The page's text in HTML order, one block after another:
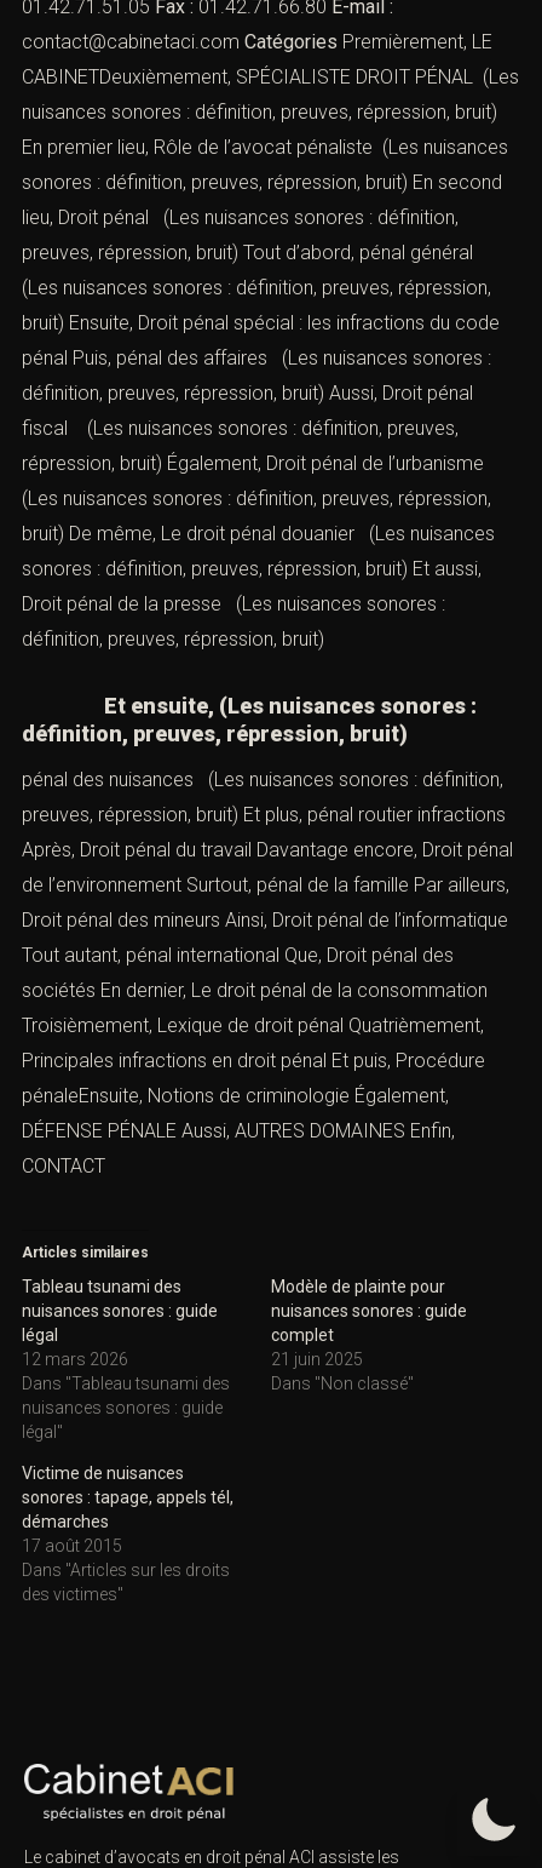
01.42.71.51.05 Fax : 01.42.71.66.80 E-mail :
contact@cabinetaci.com Catégories Premièrement, LE
CABINETDeuxièmement, SPÉCIALISTE DROIT PÉNAL (Les
nuisances sonores : définition, preuves, répression, bruit)
En premier lieu, Rôle de l’avocat pénaliste (Les nuisances
sonores : définition, preuves, répression, bruit) En second
lieu, Droit pénal (Les nuisances sonores : définition,
preuves, répression, bruit) Tout d’abord, pénal général
(Les nuisances sonores : définition, preuves, répression,
bruit) Ensuite, Droit pénal spécial : les infractions du code
pénal Puis, pénal des affaires (Les nuisances sonores :
définition, preuves, répression, bruit) Aussi, Droit pénal
fiscal (Les nuisances sonores : définition, preuves,
répression, bruit) Également, Droit pénal de l’urbanisme
(Les nuisances sonores : définition, preuves, répression,
bruit) De même, Le droit pénal douanier (Les nuisances
sonores : définition, preuves, répression, bruit) Et aussi,
Droit pénal de la presse (Les nuisances sonores :
définition, preuves, répression, bruit)
Et ensuite, (Les nuisances sonores :
définition, preuves, répression, bruit)
pénal des nuisances (Les nuisances sonores : définition,
preuves, répression, bruit) Et plus, pénal routier infractions
Après, Droit pénal du travail Davantage encore, Droit pénal
de l’environnement Surtout, pénal de la famille Par ailleurs,
Droit pénal des mineurs Ainsi, Droit pénal de l’informatique
Tout autant, pénal international Que, Droit pénal des
sociétés En dernier, Le droit pénal de la consommation
Troisièmement, Lexique de droit pénal Quatrièmement,
Principales infractions en droit péna Et puis, Procédure
pénaleEnsuite, Notions de criminologie Également,
DÉFENSE PÉNALE Aussi, AUTRES DOMAINES Enfin,
CONTACT
Articles similaires
Tableau tsunami des
nuisances sonores : guide
légal
12 mars 2026
Dans "Tableau tsunami des
nuisances sonores : guide
légal"
Modèle de plainte pour
nuisances sonores : guide
complet
21 juin 2025
Dans "Non classé"
Victime de nuisances
sonores : tapage, appels tél,
démarches
17 août 2015
Dans "Articles sur les droits
des victimes"
Le cabinet d’avocats en droit pénal ACI assiste les